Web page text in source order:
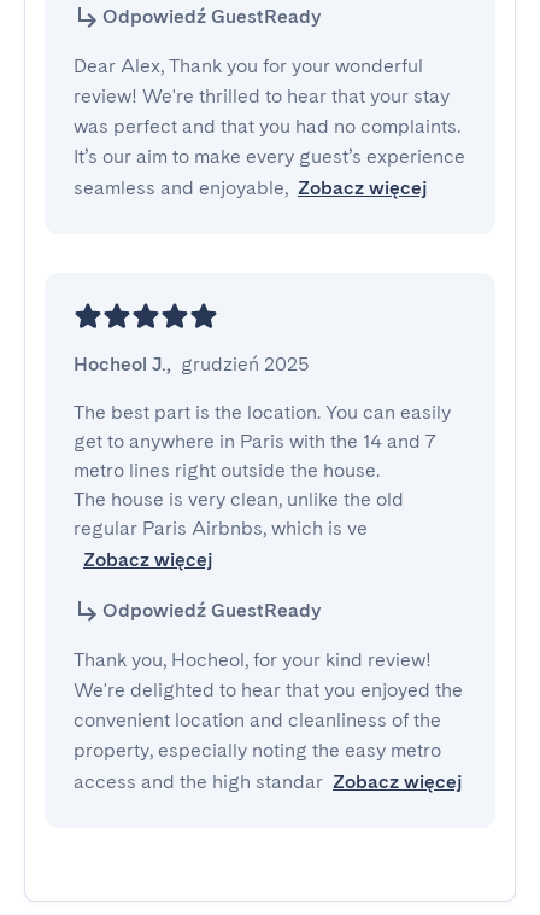
Odpowiedź GuestReady
Dear Alex, Thank you for your wonderful
review! We're thrilled to hear that your stay
was perfect and that you had no complaints.
It’s our aim to make every guest’s experience
seamless and enjoyable, Zobacz więcej
Hocheol J., grudzień 2025
The best part is the location. You can easily
get to anywhere in Paris with the 14 and 7
metro lines right outside the house.
The house is very clean, unlike the old
regular Paris Airbnbs, which is ve
Zobacz więcej
Odpowiedź GuestReady
Thank you, Hocheol, for your kind review!
We're delighted to hear that you enjoyed the
convenient location and cleanliness of the
property, especially noting the easy metro
access and the high standar Zobacz więcej